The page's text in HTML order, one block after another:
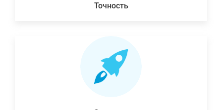
Точность